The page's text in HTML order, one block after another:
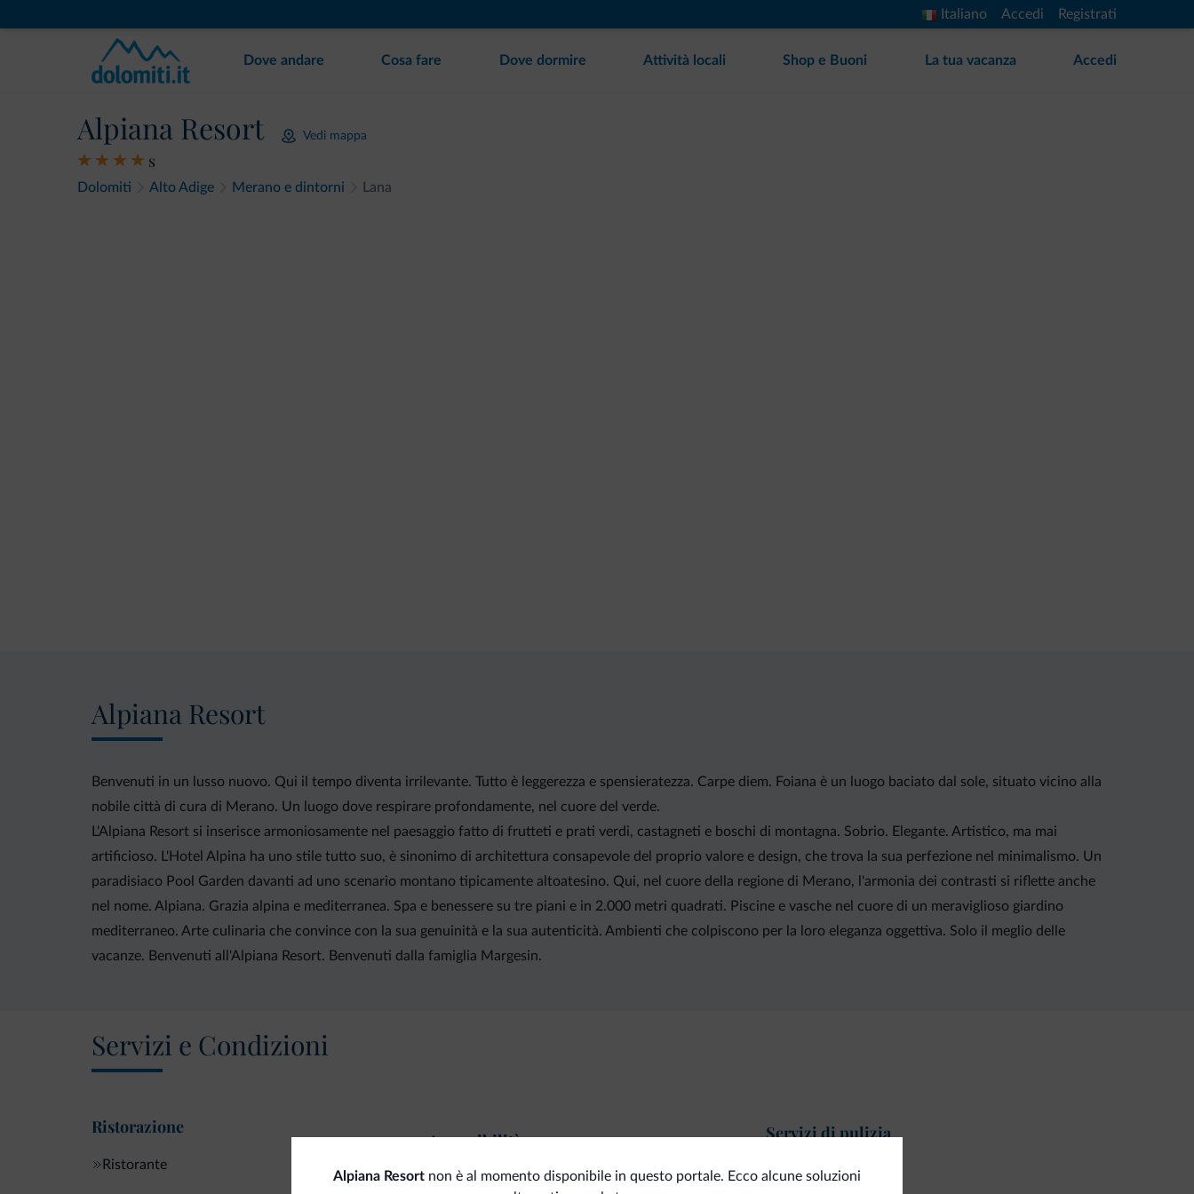
Italiano Accedi Registrati
Dove andare Cosa fare Dove dormire Attività locali Shop e Buoni La tua vacanza Accedi
Alpiana Resort Vedi mappa
s
Dolomiti Alto Adige Merano e dintorni Lana
Alpiana Resort
Benvenuti in un lusso nuovo. Qui il tempo diventa irrilevante. Tutto è leggerezza e spensieratezza. Carpe diem. Foiana è un luogo baciato dal sole, situato vicino alla
nobile città di cura di Merano. Un luogo dove respirare profondamente, nel cuore del verde.
L'Alpiana Resort si inserisce armoniosamente nel paesaggio fatto di frutteti e prati verdi, castagneti e boschi di montagna. Sobrio. Elegante. Artistico, ma mai
artificioso. L'Hotel Alpina ha uno stile tutto suo, è sinonimo di architettura consapevole del proprio valore e design, che trova la sua perfezione nel minimalismo. Un
paradisiaco Pool Garden davanti ad uno scenario montano tipicamente altoatesino. Qui, nel cuore della regione di Merano, l'armonia dei contrasti si riflette anche
nel nome. Alpiana. Grazia alpina e mediterranea. Spa e benessere su tre piani e in 2.000 metri quadrati. Piscine e vasche nel cuore di un meraviglioso giardino
mediterraneo. Arte culinaria che convince con la sua genuinità e la sua autenticità. Ambienti che colpiscono per la loro eleganza oggettiva. Solo il meglio delle
vacanze. Benvenuti all'Alpiana Resort. Benvenuti dalla famiglia Margesin.
Servizi e Condizioni
Ristorazione
Ristorante
Accessibilità
Senza barriere architettoniche
Servizi di pulizia
Servizio lavanderia
Alpiana Resort non è al momento disponibile in questo portale. Ecco alcune soluzioni